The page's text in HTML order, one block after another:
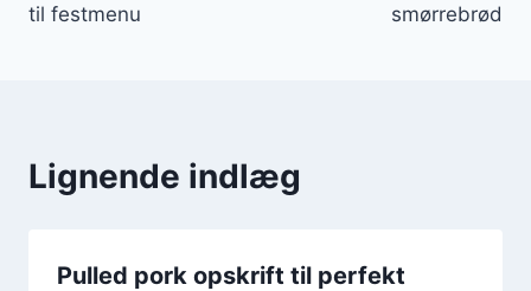
til festmenu
smørrebrød
Lignende indlæg
Pulled pork opskrift til perfekt